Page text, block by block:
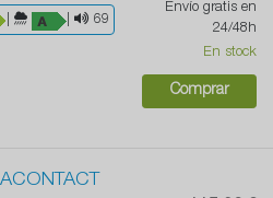
69
Envío gratis en
24/48h
En stock
Comprar